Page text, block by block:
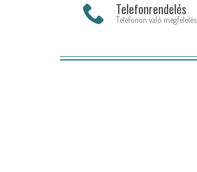
Telefonrendelés
Telefonon való megfelelés